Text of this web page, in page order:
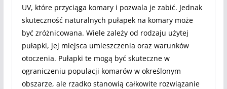
UV, które przyciąga komary i pozwala je zabić. Jednak
skuteczność naturalnych pułapek na komary może
być zróżnicowana. Wiele zależy od rodzaju użytej
pułapki, jej miejsca umieszczenia oraz warunków
otoczenia. Pułapki te mogą być skuteczne w
ograniczeniu populacji komarów w określonym
obszarze, ale rzadko stanowią całkowite rozwiązanie